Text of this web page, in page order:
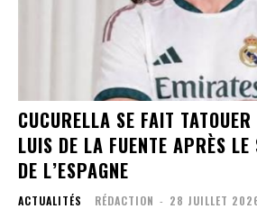
CUCURELLA SE FAIT
LUIS DE LA FUENTE APRÈS
DE L’ESPAGNE
ACTUALITÉS RÉDACTION - 28 JUILLET